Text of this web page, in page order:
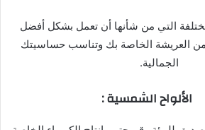
التي من شأنها أن تعمل بشكل أفضل
من العريشة الخاصة بك وتناسب حساسيتك
الجمالية.
الألواح الشمسية :